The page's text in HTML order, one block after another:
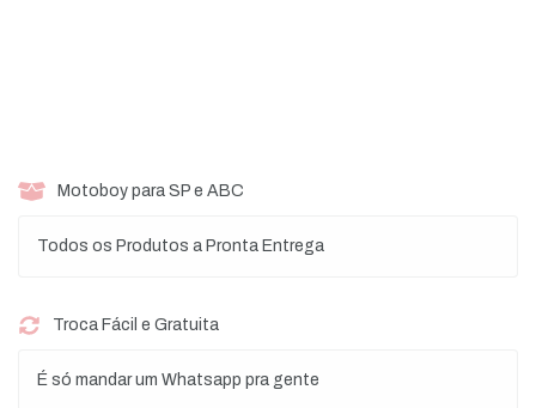
Motoboy para SP e ABC
Todos os Produtos a Pronta Entrega
Troca Fácil e Gratuita
É só mandar um Whatsapp pra gente